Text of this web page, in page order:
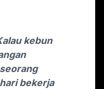
kebun
bekerja